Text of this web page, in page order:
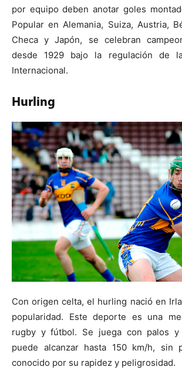
por equipo deben anotar goles
Popular en Alemania, Suiza, Austria,
Checa y Japón, se celebran
desde 1929 bajo la regulación de
Internacional.
Hurling
Con origen celta, el hurling nació en
popularidad. Este deporte es una
rugby y fútbol. Se juega con palos y
puede alcanzar hasta 150 km/h, sin
conocido por su rapidez y peligrosidad.